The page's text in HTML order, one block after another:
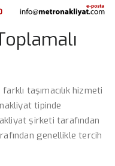
taşımacılık hizmeti
tipinde
şirketi tarafından
genellikle tercih